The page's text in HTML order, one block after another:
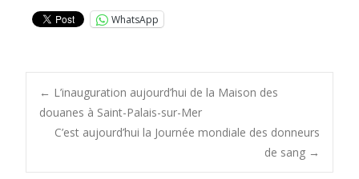
WhatsApp
Post
navigation
← L’inauguration aujourd’hui de la Maison des
douanes à Saint-Palais-sur-Mer
C’est aujourd’hui la Journée mondiale des donneurs
de sang →